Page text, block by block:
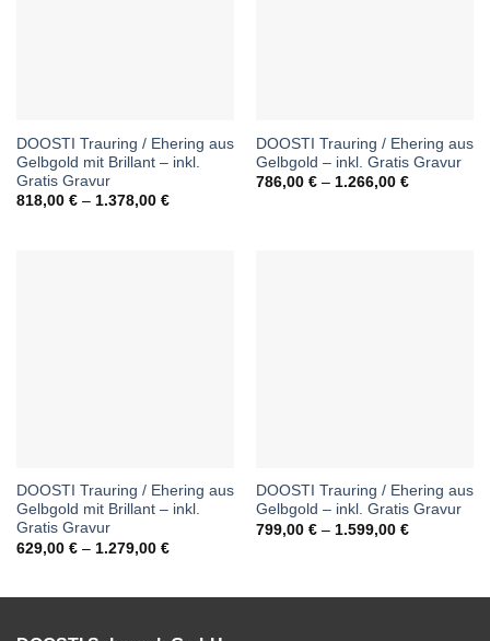
DOOSTI Trauring / Ehering aus
Gelbgold mit Brillant – inkl.
Gratis Gravur
818,00 € – 1.378,00 €Preisspanne:
DOOSTI Trauring / Ehering aus
Gelbgold – inkl. Gratis Gravur
786,00 € – 1.266,00 €
DOOSTI Trauring / Ehering aus
Gelbgold mit Brillant – inkl.
Gratis Gravur
629,00 € – 1.279,00 €Preisspanne:
DOOSTI Trauring / Ehering aus
Gelbgold – inkl. Gratis Gravur
799,00 € – 1.599,00 €